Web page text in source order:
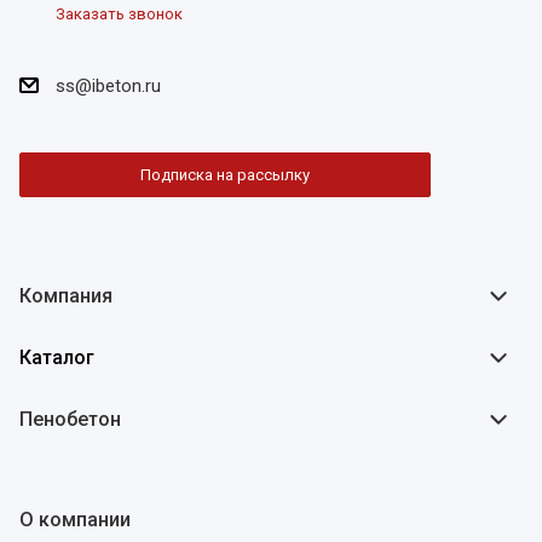
Заказать звонок
ss@ibeton.ru
Подписка на рассылку
Компания
Каталог
Пенобетон
О компании